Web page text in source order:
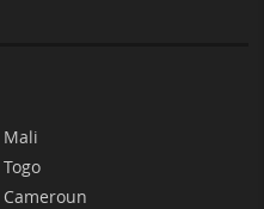
Mali
Togo
Cameroun